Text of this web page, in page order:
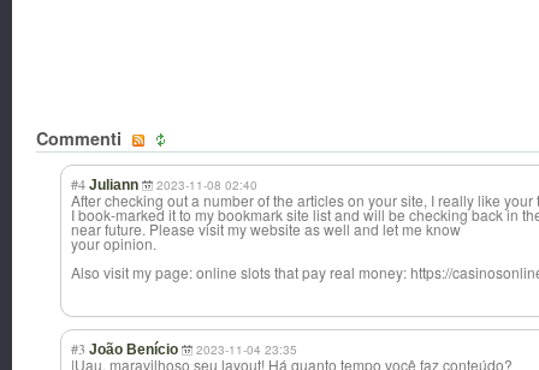
Commenti
#4 Juliann 2023-11-08 02:40
After checking out a number of the articles on your site, I really like
I book-marked it to my bookmark site list and will be checking back in
near future. Please visit my website as well and let me know
your opinion.
Also visit my page: online slots that pay real money: https://
#3 João Benício 2023-11-04 23:35
|Uau, maravilhoso seu layout! Há quanto tempo você faz conteúdo?